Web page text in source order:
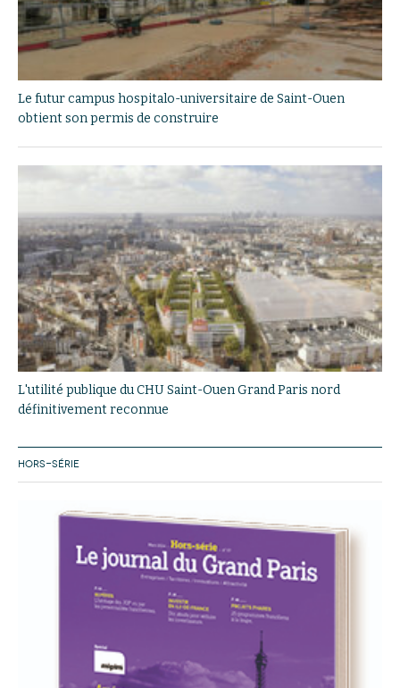
Le futur campus hospitalo-universitaire de Saint-Ouen
obtient son permis de construire
L'utilité publique du CHU Saint-Ouen Grand Paris nord
définitivement reconnue
HORS-SÉRIE